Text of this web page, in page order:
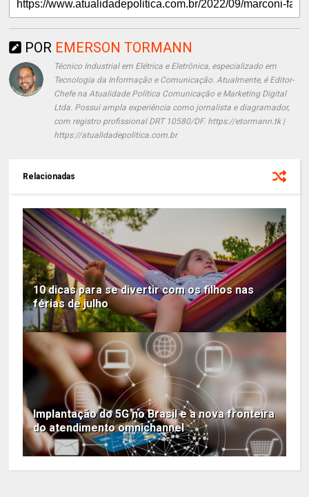
POR EMERSON TORMANN
Técnico Industrial em Elétrica e Eletrônica, especializado em
Tecnologia da Informação e Comunicação. Atualmente, é Editor-
Chefe na Atualidade Política Comunicação e Marketing Digital
Ltda. Possui ampla experiência como jornalista e diagramador,
com registro profissional DRT 10580/DF. https://etormann.tk |
https://atualidadepolitica.com.br
Relacionadas
10 dicas para se divertir com os filhos nas
férias de julho
Implantação do 5G no Brasil e a nova fronteira
do atendimento omnichannel